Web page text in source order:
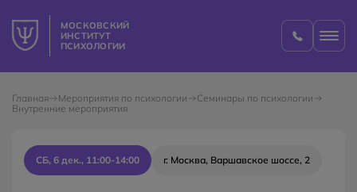
МОСКОВСКИЙ
ИНСТИТУТ
ПСИХОЛОГИИ
Главная Мероприятия по психологии
Семинары по психологии
Внутренние мероприятия
СБ, 6 дек., 11:00-14:00 г. Москва, Варшавское шоссе, 2